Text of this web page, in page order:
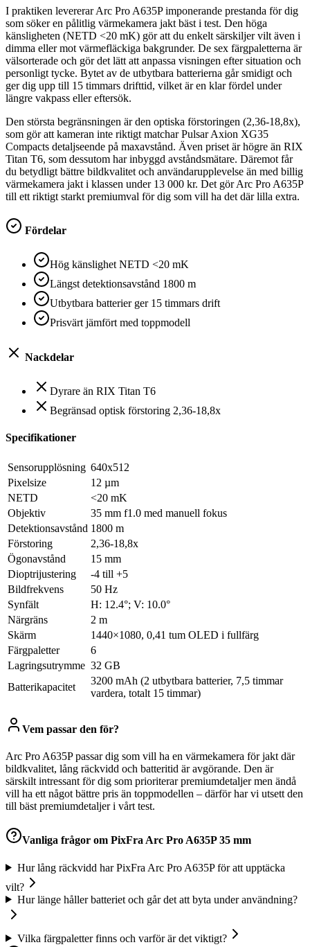
I praktiken levererar Arc Pro A635P imponerande prestanda för dig
som söker en pålitlig värmekamera jakt bäst i test. Den höga
känsligheten (NETD <20 mK) gör att du enkelt särskiljer vilt även i
dimma eller mot värmefläckiga bakgrunder. De sex färgpaletterna är
välsorterade och gör det lätt att anpassa visningen efter situation och
personligt tycke. Bytet av de utbytbara batterierna går smidigt och
ger dig upp till 15 timmars drifttid, vilket är en klar fördel under
längre vakpass eller eftersök.
Den största begränsningen är den optiska förstoringen (2,36-18,8x),
som gör att kameran inte riktigt matchar Pulsar Axion XG35
Compacts detaljseende på maxavstånd. Även priset är högre än RIX
Titan T6, som dessutom har inbyggd avståndsmätare. Däremot får
du betydligt bättre bildkvalitet och användarupplevelse än med billig
värmekamera jakt i klassen under 13 000 kr. Det gör Arc Pro A635P
till ett riktigt starkt premiumval för dig som vill ha det där lilla extra.
Fördelar
Hög känslighet NETD <20 mK
Längst detektionsavstånd 1800 m
Utbytbara batterier ger 15 timmars drift
Prisvärt jämfört med toppmodell
Nackdelar
Dyrare än RIX Titan T6
Begränsad optisk förstoring 2,36-18,8x
Specifikationer
Sensorupplösning 640x512
Pixelsize
12 µm
NETD
<20 mK
Objektiv
35 mm f1.0 med manuell fokus
Detektionsavstånd 1800 m
Förstoring
2,36-18,8x
Ögonavstånd
15 mm
Dioptrijustering
-4 till +5
Bildfrekvens
50 Hz
Synfält
H: 12.4°; V: 10.0°
Närgräns
2 m
Skärm
1440×1080, 0,41 tum OLED i fullfärg
Färgpaletter
6
Lagringsutrymme 32 GB
Batterikapacitet
3200 mAh (2 utbytbara batterier, 7,5 timmar
vardera, totalt 15 timmar)
Vem passar den för?
Arc Pro A635P passar dig som vill ha en värmekamera för jakt där
bildkvalitet, lång räckvidd och batteritid är avgörande. Den är
särskilt intressant för dig som prioriterar premiumdetaljer men ändå
vill ha ett något bättre pris än toppmodellen – därför har vi utsett den
till bäst premiumdetaljer i vårt test.
Vanliga frågor om PixFra Arc Pro A635P 35 mm
Hur lång räckvidd har PixFra Arc Pro A635P för att upptäcka
vilt?
Hur länge håller batteriet och går det att byta under användning?
Vilka färgpaletter finns och varför är det viktigt?